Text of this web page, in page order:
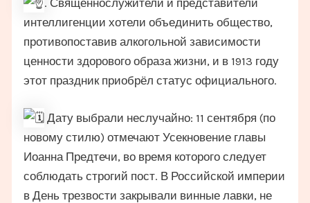
. Священнослужители и представители
интеллигенции хотели объединить общество,
противопоставив алкогольной зависимости
ценности здорового образа жизни, и в 1913 году
этот праздник приобрёл статус официального.
Дату выбрали неслучайно: 11 сентября (по
новому стилю) отмечают Усекновение главы
Иоанна Предтечи, во время которого следует
соблюдать строгий пост. В Российской империи
в День трезвости закрывали винные лавки, не